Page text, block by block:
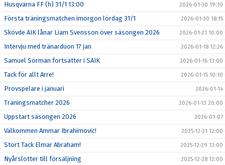
Husqvarna FF (h) 31/1 13:00 2026-01-30 19:10
Första träningsmatchen imorgon lördag 31/1 2026-01-30 18:15
Skövde AIK lånar Liam Svensson över säsongen 2026 2026-01-21 10:00
Intervju med tränarduon 17 jan 2026-01-18 12:26
Samuel Sörman fortsätter i SAIK 2026-01-16 13:00
Tack för allt Arre! 2026-01-15 10:10
Provspelare i januari 2026-01-14
Träningsmatcher 2026 2026-01-13 20:00
Uppstart säsongen 2026 2026-01-07
Välkommen Ammar Ibrahimovic! 2025-12-31 12:00
Stort Tack Elmar Abraham! 2025-12-29 13:00
Nyårslotter till försäljning 2025-12-28 12:00